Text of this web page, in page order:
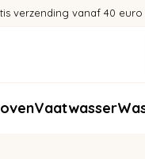
verzending vanaf 40 euro
Vaatwasser